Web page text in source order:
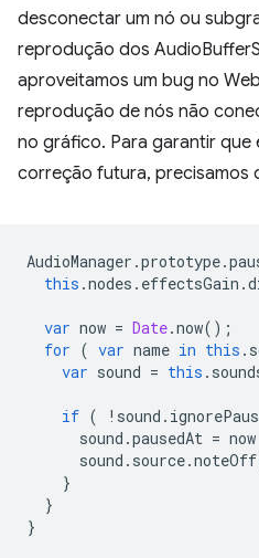
desconectar um nó ou
reprodução dos
aproveitamos um bug no
reprodução de nós não
no gráfico. Para garantir
correção futura, precisamos
AudioManager .prototype.
this .nodes . effectsGain .
var now = Date.now();
for ( var name in this .
var sound = this .
if ( ! sound .
sound .pausedAt = now
sound . source.noteOff
}
}
}